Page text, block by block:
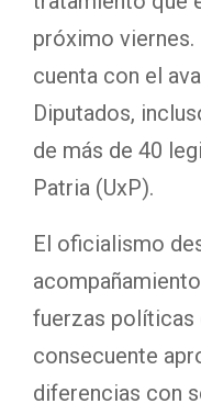
próximo viernes.
cuenta con el
Diputados,
de más de 40
Patria (UxP).
El oficialismo
fuerzas políticas
consecuente
diferencias con